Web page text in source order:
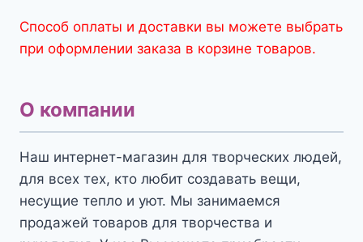
Способ оплаты и доставки вы можете выбрать
при оформлении заказа в корзине товаров.
О компании
Наш интернет-магазин для творческих людей,
для всех тех, кто любит создавать вещи,
несущие тепло и уют. Мы занимаемся
продажей товаров для творчества и